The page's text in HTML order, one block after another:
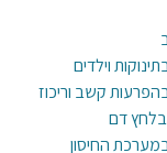
וילדים
קשב וריכוז
בלחץ דם
החיסון